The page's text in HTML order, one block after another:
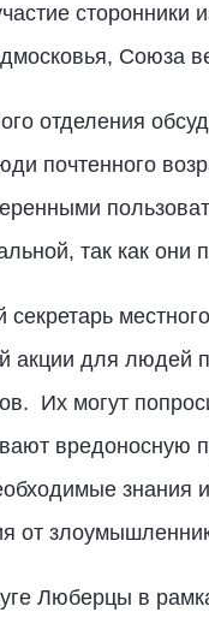
сторонники
Союза
отделения
почтенного
так как
секретарь
акции для людей
Их могут
вредоносную
знания
от
Люберцы в